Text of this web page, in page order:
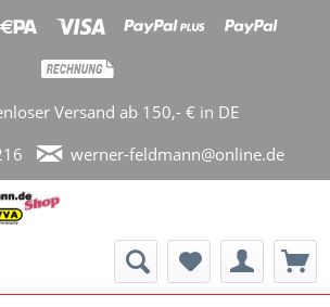
Versand ab 150,- € in DE
werner-feldmann@online.de